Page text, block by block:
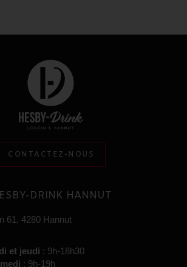
CONTACTEZ-NOUS
DRINK HANNUT
61, 4280 Hannut
et jeudi : 9h-18h30
: 9h-19h